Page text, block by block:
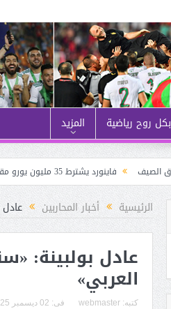
بكل روح رياضية المزيد
فاينورد يشترط 35 مليون يورو مقابل الساحر الجزائري: أستون فيلا يُنــافس نيوكاسل على حــاج موسى
الرئيسية أخبار المحاربين
عادل بولبينة:
العربي»
كتبه: webmaster فى: 02 ديسمبر 2025